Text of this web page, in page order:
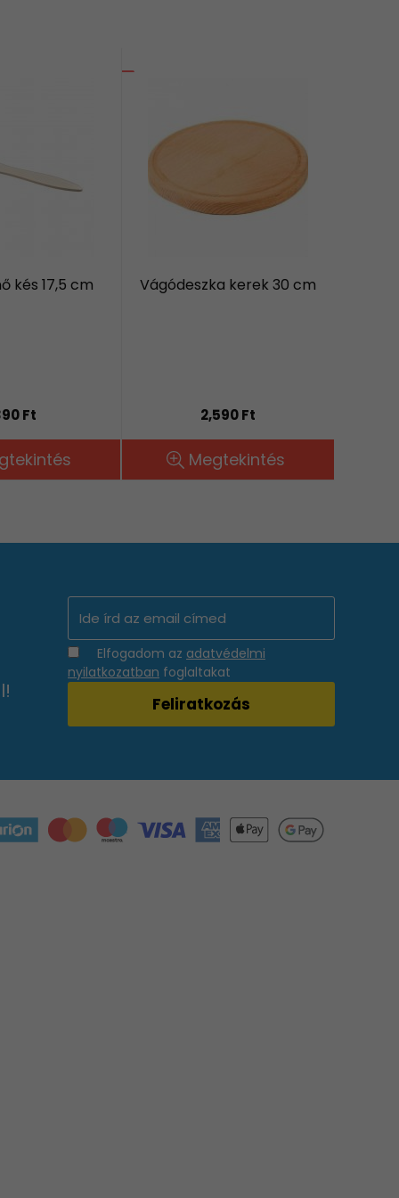
kés 17,5 cm
Ft
Vágódeszka kerek 30 cm
2,590 Ft
Megtekintés
Elfogadom az adatvédelmi
nyilatkozatban foglaltakat